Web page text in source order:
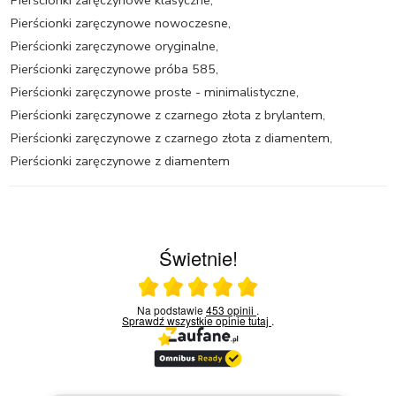
Pierścionki zaręczynowe nowoczesne,
Pierścionki zaręczynowe oryginalne,
Pierścionki zaręczynowe próba 585,
Pierścionki zaręczynowe proste - minimalistyczne,
Pierścionki zaręczynowe z czarnego złota z brylantem,
Pierścionki zaręczynowe z czarnego złota z diamentem,
Pierścionki zaręczynowe z diamentem
Świetnie!
Ocena średnia 5 na 5
Na podstawie453 opinii .
Sprawdź wszystkie opinietutaj .